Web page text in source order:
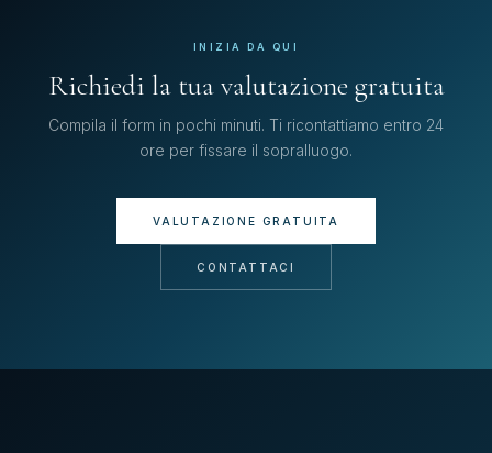
INIZIA DA QUI
Richiedi la tua valutazione gratuita
Compila il form in pochi minuti. Ti ricontattiamo entro 24
ore per fissare il sopralluogo.
VALUTAZIONE GRATUITA
CONTATTACI